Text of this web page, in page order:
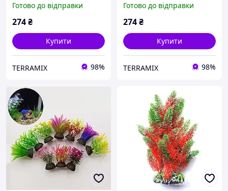
Готово до відправки
274₴
Купити
TERRAMIX 98%
Готово до відправки
274₴
Купити
TERRAMIX 98%